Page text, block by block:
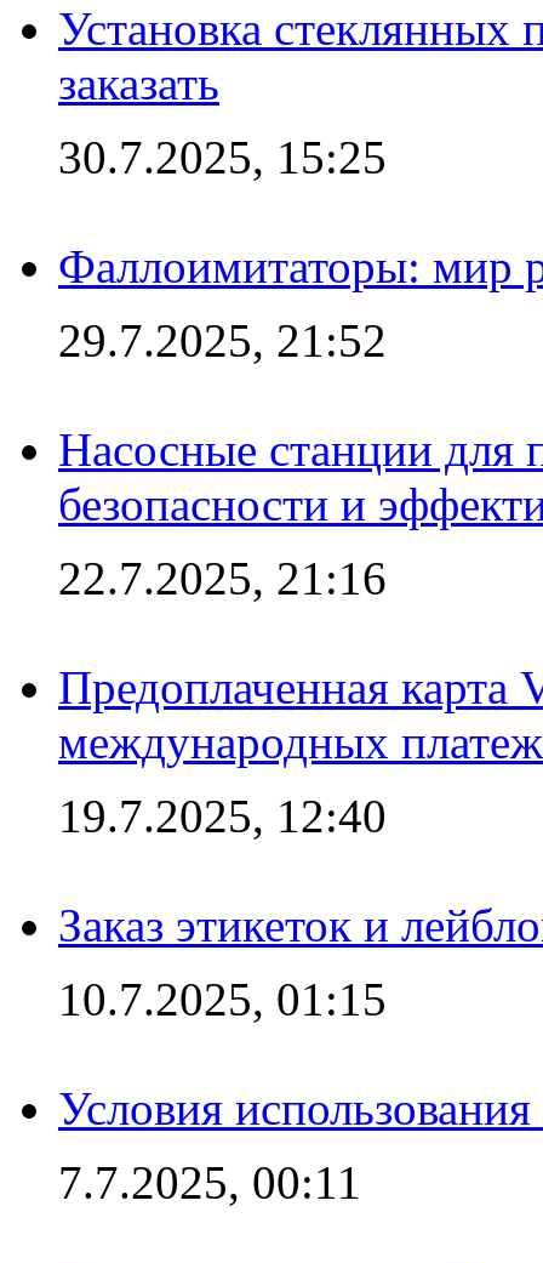
Установка стеклянных
заказать
30.7.2025, 15:25
Фаллоимитаторы: мир
29.7.2025, 21:52
Насосные станции для
безопасности и
22.7.2025, 21:16
Предоплаченная карта
международных
19.7.2025, 12:40
Заказ этикеток и
10.7.2025, 01:15
Условия
7.7.2025, 00:11